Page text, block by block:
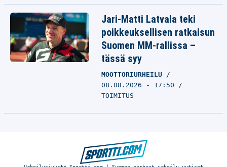
Jari-Matti Latvala teki
poikkeuksellisen ratkaisun
Suomen MM-rallissa –
tässä syy
MOOTTORIURHEILU
08.08.2026 - 17:50
TOIMITUS